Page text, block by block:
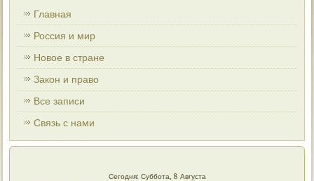
Главная
Россия и мир
Новое в стране
Закон и право
Все записи
Связь с нами
Сегодня: Суббота, 8 Августа